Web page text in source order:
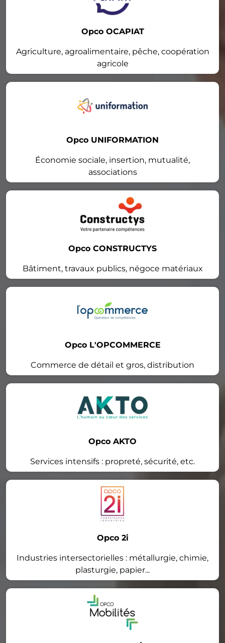
Opco OCAPIAT
Agriculture, agroalimentaire, pêche, coopération
agricole
Opco UNIFORMATION
Économie sociale, insertion, mutualité,
associations
Opco CONSTRUCTYS
Bâtiment, travaux publics, négoce matériaux
Opco L'OPCOMMERCE
Commerce de détail et gros, distribution
Opco AKTO
Services intensifs : propreté, sécurité, etc.
Opco 2i
Industries intersectorielles : métallurgie, chimie,
plasturgie, papier...